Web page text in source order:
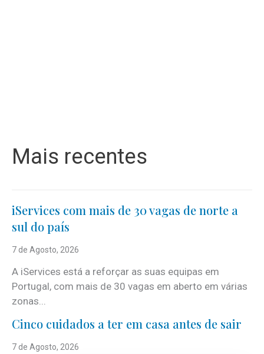
Mais recentes
iServices com mais de 30 vagas de norte a
sul do país
7 de Agosto, 2026
A iServices está a reforçar as suas equipas em
Portugal, com mais de 30 vagas em aberto em várias
zonas...
Cinco cuidados a ter em casa antes de sair
7 de Agosto, 2026